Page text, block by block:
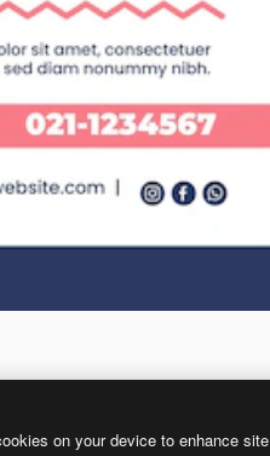
on your device to enhance site